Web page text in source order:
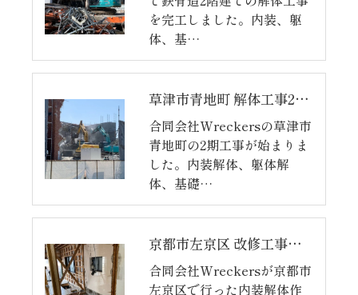
を完工しました。内装、躯
体、基…
草津市青地町 解体工事2期目【完】
合同会社Wreckersの草津市
青地町の2期工事が始まりま
した。内装解体、躯体解
体、基礎…
京都市左京区 改修工事【完】
合同会社Wreckersが京都市
左京区で行った内装解体作